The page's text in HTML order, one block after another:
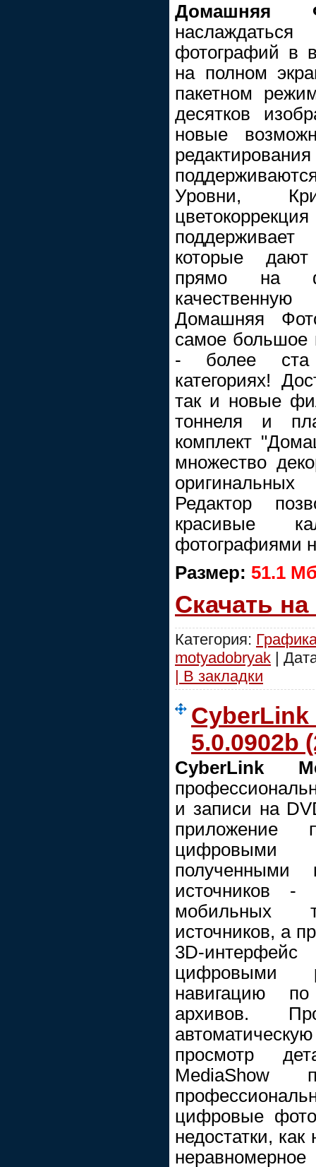
Домашняя
фотографий в
на полном
пакетном
десятков
новые
Уровни,
которые дают
прямо на
Домашняя
самое большое
- более ста
категориях!
так и новые
тоннеля и
комплект
множество
Редактор
красивые
фотографиями
Размер: 51.1
Скачать
Категория:
motyadobryak |
| В закладки
CyberLink
5.0.0902b
CyberLink
и записи на
приложение
полученными
источников -
мобильных
источников, а
3D-
цифровыми
навигацию
архивов.
просмотр
MediaShow
цифровые
недостатки,